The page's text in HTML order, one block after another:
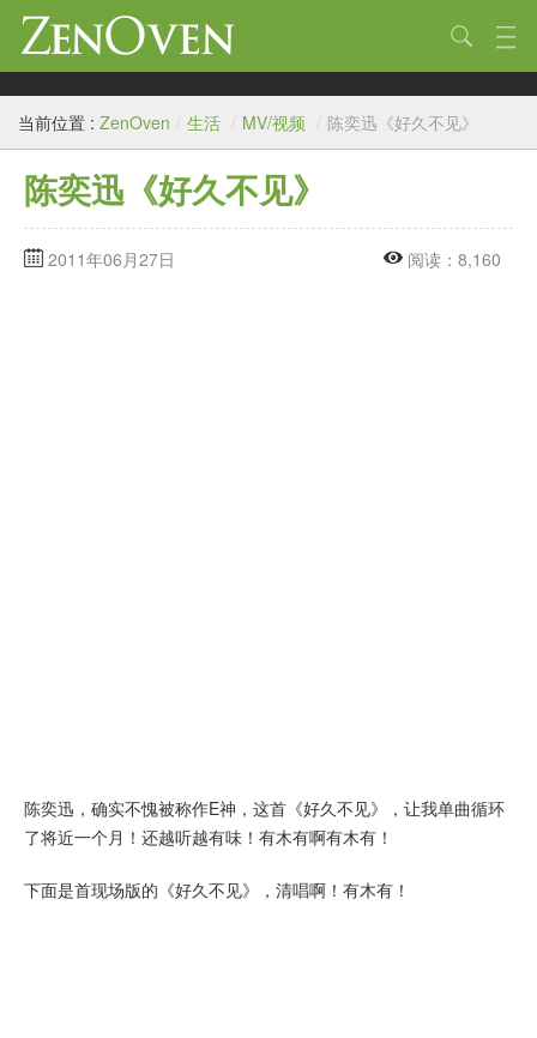
技术
生活
作品
标签
当前位置 : ZenOven / 生活 / MV/视频 / 陈奕迅《好久不见》
陈奕迅《好久不见》
2011年06月27日 阅读：8,160
陈奕迅，确实不愧被称作E神，这首《好久不见》，让我单曲循环
了将近一个月！还越听越有味！有木有啊有木有！
下面是首现场版的《好久不见》，清唱啊！有木有！